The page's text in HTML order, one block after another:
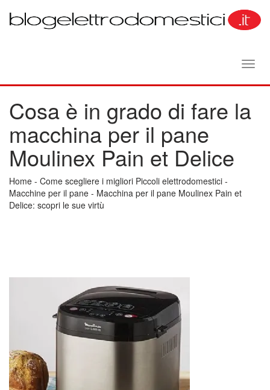
Cosa è in grado di fare la
macchina per il pane
Moulinex Pain et Delice
Home - Come scegliere i migliori Piccoli elettrodomestici -
Macchine per il pane - Macchina per il pane Moulinex Pain et
Delice: scopri le sue virtù